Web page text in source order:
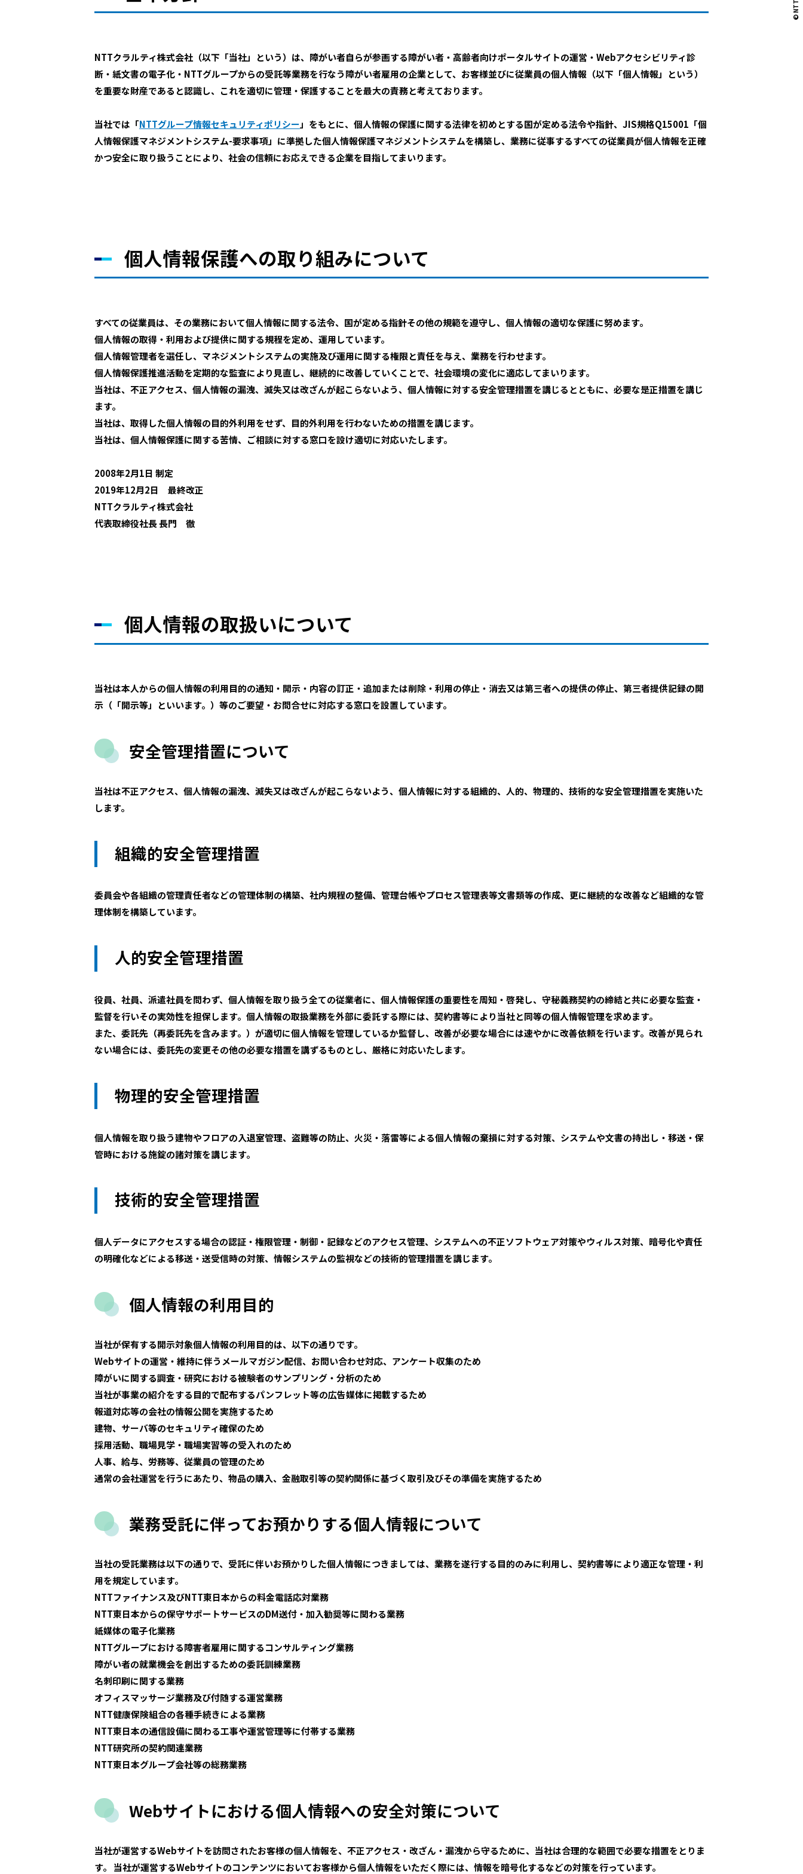
NTTクラルティ株式会社（以下「当社」という）は、障がい者自らが参画する障がい者・高齢者向けポータルサイトの運営・Webアクセシビリティ診
断・紙文書の電子化・NTTグループからの受託等業務を行なう障がい者雇用の企業として、お客様並びに従業員の個人情報（以下「個人情報」という）
を重要な財産であると認識し、これを適切に管理・保護することを最大の責務と考えております。
当社では「NTTグループ情報セキュリティポリシー」をもとに、個人情報の保護に関する法律を初めとする国が定める法令や指針、JIS規格Q15001「個
人情報保護マネジメントシステム-要求事項」に準拠した個人情報保護マネジメントシステムを構築し、業務に従事するすべての従業員が個人情報を正確
かつ安全に取り扱うことにより、社会の信頼にお応えできる企業を目指してまいります。
個人情報保護への取り組みについて
すべての従業員は、その業務において個人情報に関する法令、国が定める指針その他の規範を遵守し、個人情報の適切な保護に努めます。
個人情報の取得・利用および提供に関する規程を定め、運用しています。
個人情報管理者を選任し、マネジメントシステムの実施及び運用に関する権限と責任を与え、業務を行わせます。
個人情報保護推進活動を定期的な監査により見直し、継続的に改善していくことで、社会環境の変化に適応してまいります。
当社は、不正アクセス、個人情報の漏洩、滅失又は改ざんが起こらないよう、個人情報に対する安全管理措置を講じるとともに、必要な是正措置を講じ
ます。
当社は、取得した個人情報の目的外利用をせず、目的外利用を行わないための措置を講じます。
当社は、個人情報保護に関する苦情、ご相談に対する窓口を設け適切に対応いたします。
2008年2月1日 制定
2019年12月2日 最終改正
NTTクラルティ株式会社
代表取締役社長 長門 徹
個人情報の取扱いについて
当社は本人からの個人情報の利用目的の通知・開示・内容の訂正・追加または削除・利用の停止・消去又は第三者への提供の停止、第三者提供記録の開
示（「開示等」といいます。）等のご要望・お問合せに対応する窓口を設置しています。
安全管理措置について
当社は不正アクセス、個人情報の漏洩、滅失又は改ざんが起こらないよう、個人情報に対する組織的、人的、物理的、技術的な安全管理措置を実施いた
します。
組織的安全管理措置
委員会や各組織の管理責任者などの管理体制の構築、社内規程の整備、管理台帳やプロセス管理表等文書類等の作成、更に継続的な改善など組織的な管
理体制を構築しています。
人的安全管理措置
役員、社員、派遣社員を問わず、個人情報を取り扱う全ての従業者に、個人情報保護の重要性を周知・啓発し、守秘義務契約の締結と共に必要な監査・
監督を行いその実効性を担保します。個人情報の取扱業務を外部に委託する際には、契約書等により当社と同等の個人情報管理を求めます。
また、委託先（再委託先を含みます。）が適切に個人情報を管理しているか監督し、改善が必要な場合には速やかに改善依頼を行います。改善が見られ
ない場合には、委託先の変更その他の必要な措置を講ずるものとし、厳格に対応いたします。
物理的安全管理措置
個人情報を取り扱う建物やフロアの入退室管理、盗難等の防止、火災・落雷等による個人情報の棄損に対する対策、システムや文書の持出し・移送・保
管時における施錠の諸対策を講じます。
技術的安全管理措置
個人データにアクセスする場合の認証・権限管理・制御・記録などのアクセス管理、システムへの不正ソフトウェア対策やウィルス対策、暗号化や責任
の明確化などによる移送・送受信時の対策、情報システムの監視などの技術的管理措置を講じます。
個人情報の利用目的
当社が保有する開示対象個人情報の利用目的は、以下の通りです。
Webサイトの運営・維持に伴うメールマガジン配信、お問い合わせ対応、アンケート収集のため
障がいに関する調査・研究における被験者のサンプリング・分析のため
当社が事業の紹介をする目的で配布するパンフレット等の広告媒体に掲載するため
報道対応等の会社の情報公開を実施するため
建物、サーバ等のセキュリティ確保のため
採用活動、職場見学・職場実習等の受入れのため
人事、給与、労務等、従業員の管理のため
通常の会社運営を行うにあたり、物品の購入、金融取引等の契約関係に基づく取引及びその準備を実施するため
業務受託に伴ってお預かりする個人情報について
当社の受託業務は以下の通りで、受託に伴いお預かりした個人情報につきましては、業務を遂行する目的のみに利用し、契約書等により適正な管理・利
用を規定しています。
NTTファイナンス及びNTT東日本からの料金電話応対業務
NTT東日本からの保守サポートサービスのDM送付・加入勧奨等に関わる業務
紙媒体の電子化業務
NTTグループにおける障害者雇用に関するコンサルティング業務
障がい者の就業機会を創出するための委託訓練業務
名刺印刷に関する業務
オフィスマッサージ業務及び付随する運営業務
NTT健康保険組合の各種手続きによる業務
NTT東日本の通信設備に関わる工事や運営管理等に付帯する業務
NTT研究所の契約関連業務
NTT東日本グループ会社等の総務業務
Webサイトにおける個人情報への安全対策について
当社が運営するWebサイトを訪問されたお客様の個人情報を、不正アクセス・改ざん・漏洩から守るために、当社は合理的な範囲で必要な措置をとりま
す。 当社が運営するWebサイトのコンテンツにおいてお客様から個人情報をいただく際には、情報を暗号化するなどの対策を行っています。